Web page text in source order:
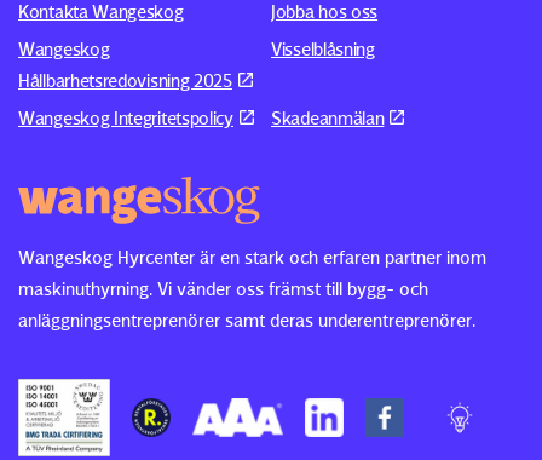
Wangeskog Hyrcenter är en stark och erfaren partner inom
maskinuthyrning. Vi vänder oss främst till bygg- och
anläggningsentreprenörer samt deras underentreprenörer.
Kontakta Wangeskog
Jobba hos oss
Wangeskog
Hållbarhetsredovisning 2025
Visselblåsning
Wangeskog Integritetspolicy Skadeanmälan